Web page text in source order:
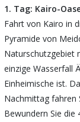
1. Tag: Kairo-
Fahrt von Kairo in
Pyramide von
Naturschutzgebiet
einzige Wasserfall
Einheimische ist.
Nachmittag fahren
Bewundern Sie die